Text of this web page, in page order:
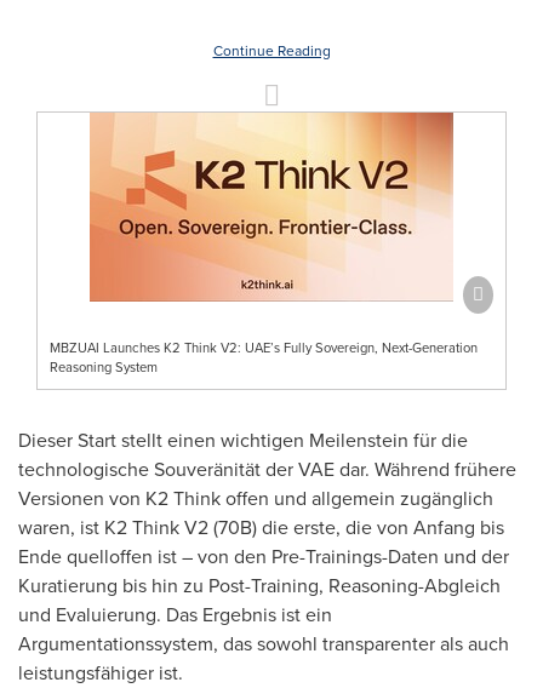
Continue Reading
MBZUAI Launches K2 Think V2: UAE’s Fully Sovereign, Next-Generation
Reasoning System
Dieser Start stellt einen wichtigen Meilenstein für die
technologische Souveränität der VAE dar. Während frühere
Versionen von K2 Think offen und allgemein zugänglich
waren, ist K2 Think V2 (70B) die erste, die von Anfang bis
Ende quelloffen ist – von den Pre-Trainings-Daten und der
Kuratierung bis hin zu Post-Training, Reasoning-Abgleich
und Evaluierung. Das Ergebnis ist ein
Argumentationssystem, das sowohl transparenter als auch
leistungsfähiger ist.